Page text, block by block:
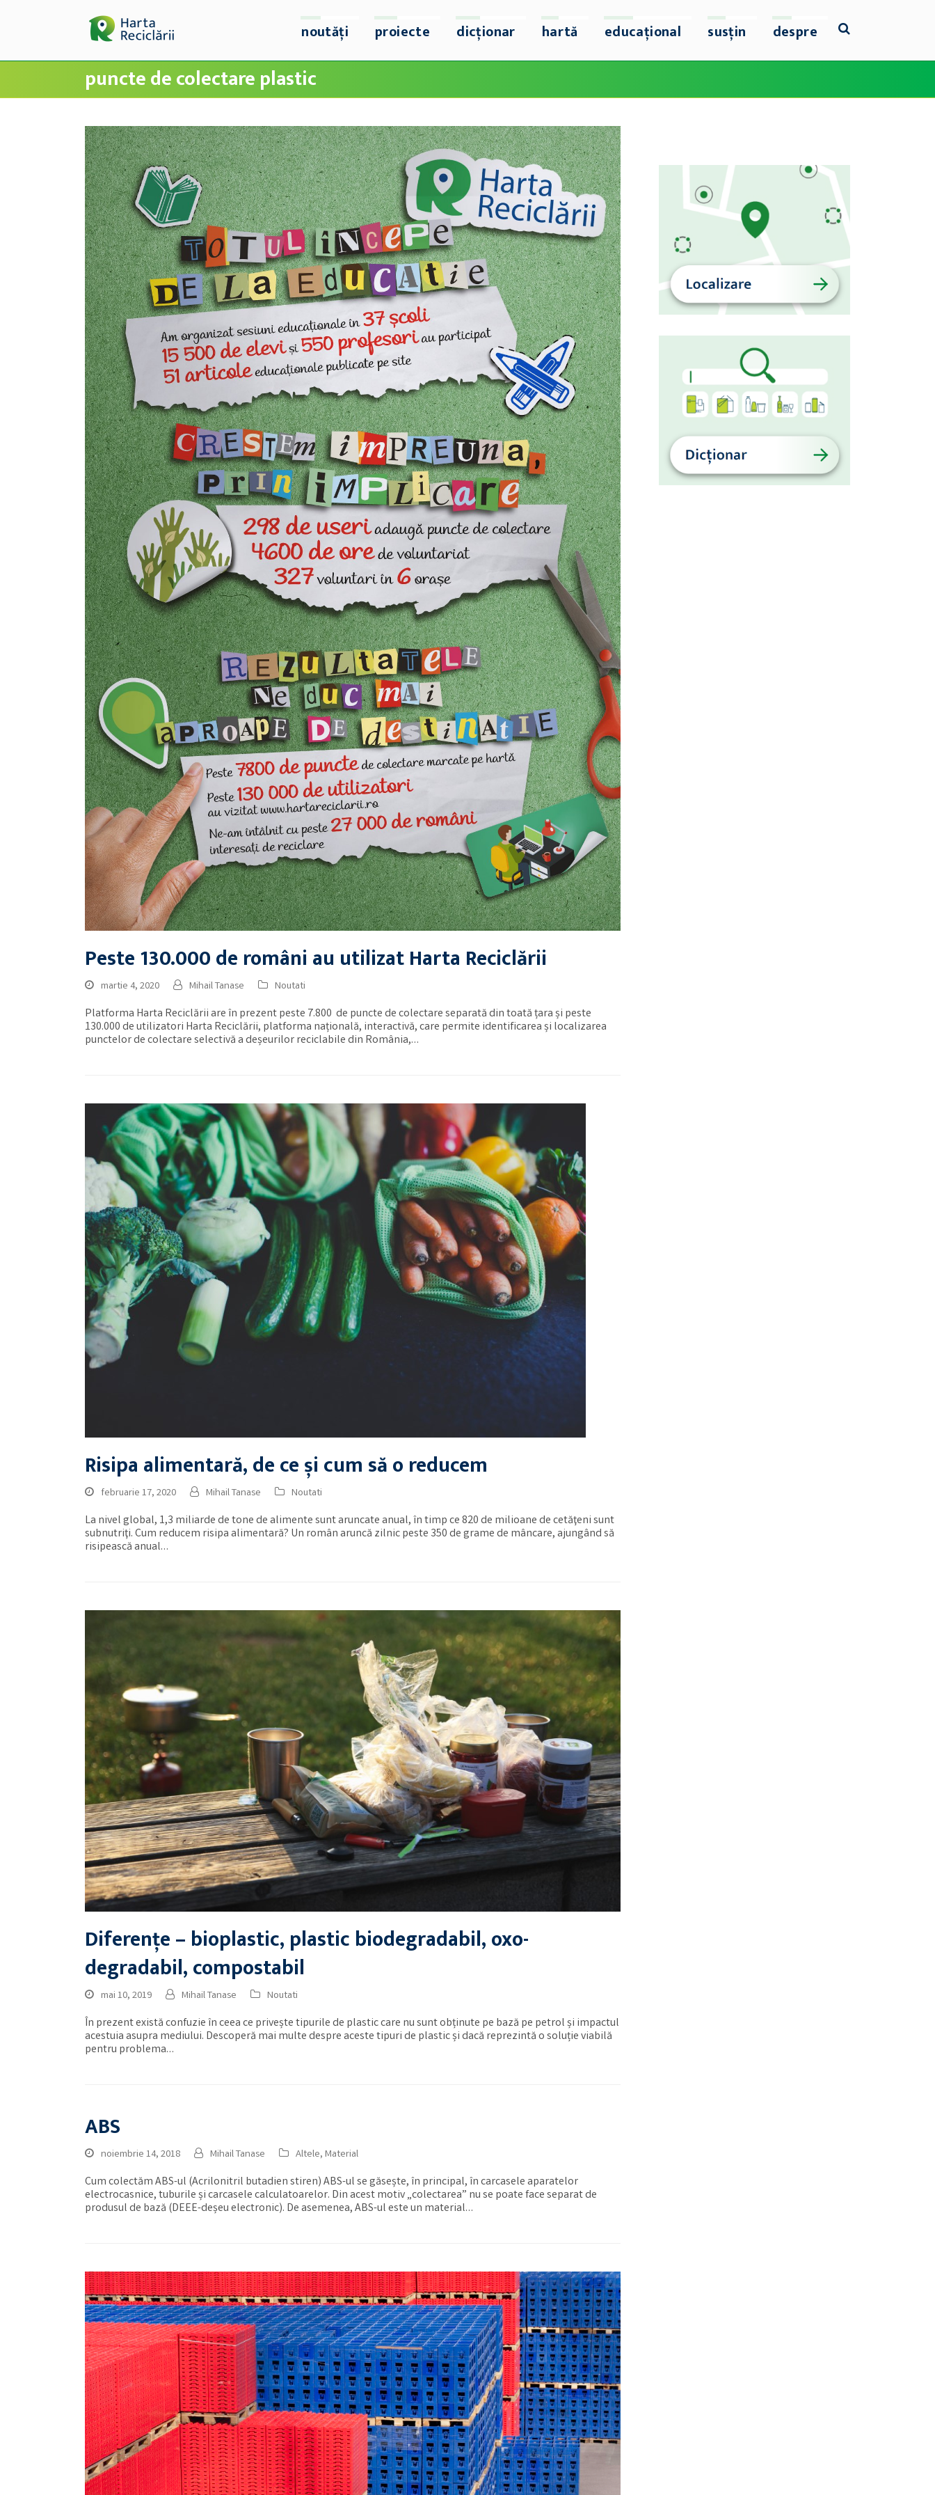
noutăți proiecte dicționar hartă educațional susțin despre
puncte de colectare plastic
Peste 130.000 de români au utilizat Harta Reciclării
martie 4, 2020 Mihail Tanase Noutati
Platforma Harta Reciclării are în prezent peste 7.800 de puncte de colectare separată din toată țara și peste
130.000 de utilizatori Harta Reciclării, platforma națională, interactivă, care permite identificarea și localizarea
punctelor de colectare selectivă a deșeurilor reciclabile din România,…
Risipa alimentară, de ce și cum să o reducem
februarie 17, 2020 Mihail Tanase Noutati
La nivel global, 1,3 miliarde de tone de alimente sunt aruncate anual, în timp ce 820 de milioane de cetăţeni sunt
subnutriţi. Cum reducem risipa alimentară? Un român aruncă zilnic peste 350 de grame de mâncare, ajungând să
risipească anual…
Diferențe – bioplastic, plastic biodegradabil, oxo-
degradabil, compostabil
mai 10, 2019 Mihail Tanase Noutati
În prezent există confuzie în ceea ce privește tipurile de plastic care nu sunt obținute pe bază pe petrol și impactul
acestuia asupra mediului. Descoperă mai multe despre aceste tipuri de plastic și dacă reprezintă o soluție viabilă
pentru problema…
ABS
noiembrie 14, 2018 Mihail Tanase Altele,Material
Cum colectăm ABS-ul (Acrilonitril butadien stiren) ABS-ul se găsește, în principal, în carcasele aparatelor
electrocasnice, tuburile și carcasele calculatoarelor. Din acest motiv „colectarea” nu se poate face separat de
produsul de bază (DEEE-deșeu electronic). De asemenea, ABS-ul este un material…